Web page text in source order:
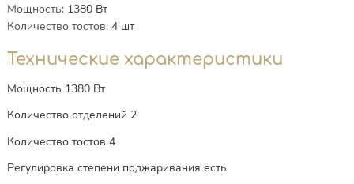
Мощность: 1380 Вт
Количество тостов: 4 шт
Технические характеристики
Мощность 1380 Вт
Количество отделений 2
Количество тостов 4
Регулировка степени поджаривания есть